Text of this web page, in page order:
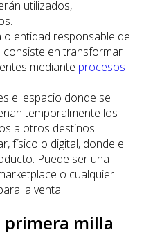
utilizados,
o entidad responsable de
consiste en transformar
mediante procesos
el espacio donde se
temporalmente los
a otros destinos.
físico o digital, donde el
Puede ser una
o cualquier
la venta.
primera milla